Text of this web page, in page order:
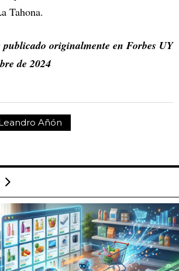
Tahona.
originalmente en Forbes UY
de 2024
Añón